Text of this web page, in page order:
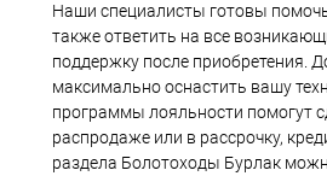
Наши специалисты готовы
также ответить на все
поддержку после приобретения.
максимально оснастить вашу
программы лояльности помогут
распродаже или в рассрочку,
раздела Болотоходы Бурлак